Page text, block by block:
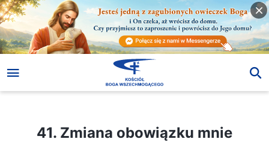
41. Zmiana obowiązku mnie zdemaskowała
41. Zmiana obowiązku mnie